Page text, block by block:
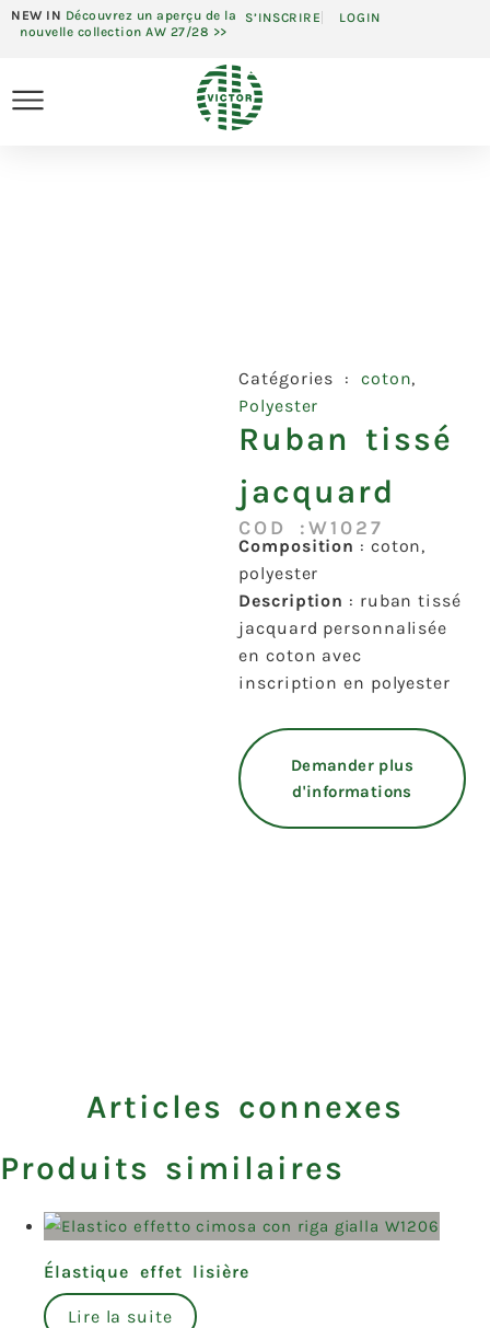
NEW IN Découvrez un aperçu de la
nouvelle collection AW 27/28 >>
S’INSCRIRE LOGIN
Catégories : coton,
Polyester
Ruban tissé
jacquard
COD :W1027
Composition : coton,
polyester
Description : ruban tissé
jacquard personnalisée
en coton avec
inscription en polyester
Demander plus
d'informations
Articles connexes
Produits similaires
Élastique effet lisière
Lire la suite